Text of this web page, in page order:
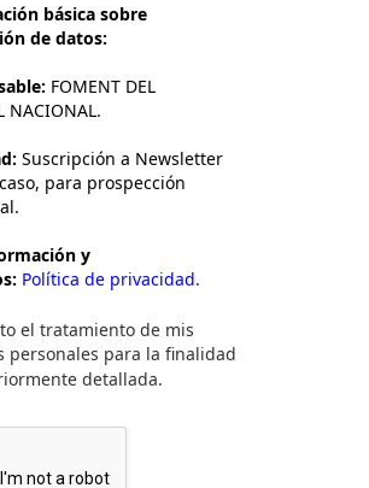
básica sobre
de datos:
FOMENT DEL
NACIONAL.
Suscripción a Newsletter
para prospección
y
Política de privacidad.
el tratamiento de mis
personales para la finalidad
detallada.